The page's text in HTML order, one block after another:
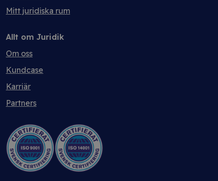
Mitt juridiska rum
Allt om Juridik
Om oss
Kundcase
Karriär
Partners